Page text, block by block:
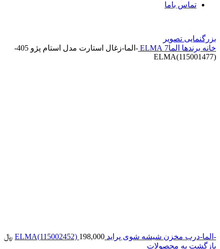
تماس باما
بزرگنمایی تصویر
خانه برندها الما7 ELMA
-الما-زغال استارت مدل استام پژو 405-
ELMA(115001477)
-الما-درب مخزن شیشه شوی پراید ELMA(115002452) 198,000
﷼
بازگشت به محصولات